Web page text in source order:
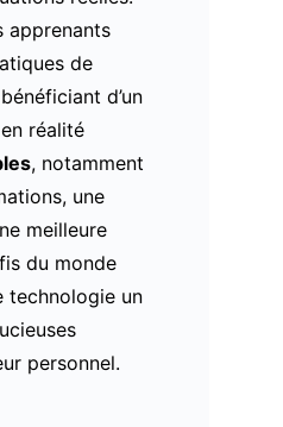
apprenants
de
d’un
réalité
, notamment
une
meilleure
du monde
technologie un
personnel.